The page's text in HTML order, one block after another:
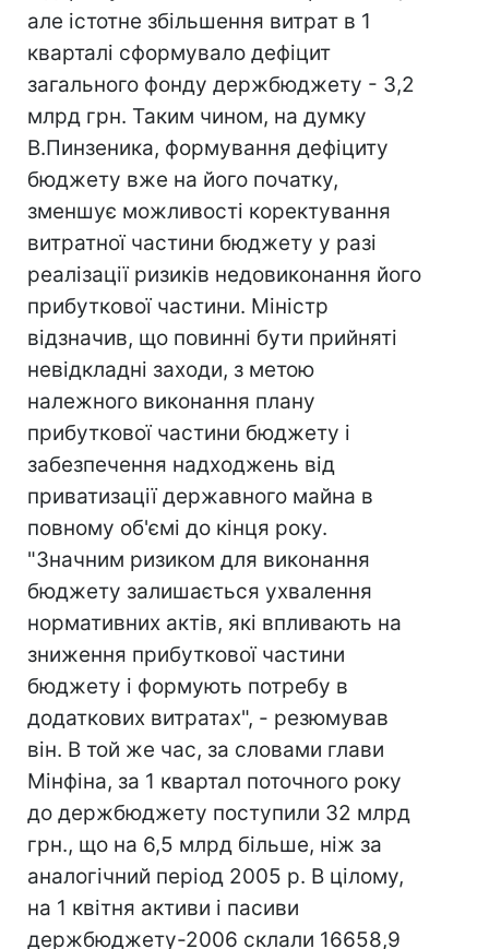
але істотне збільшення витрат в 1
кварталі сформувало дефіцит
загального фонду держбюджету - 3,2
млрд грн. Таким чином, на думку
В.Пинзеника, формування дефіциту
бюджету вже на його початку,
зменшує можливості коректування
витратної частини бюджету у разі
реалізації ризиків недовиконання його
прибуткової частини. Міністр
відзначив, що повинні бути прийняті
невідкладні заходи, з метою
належного виконання плану
прибуткової частини бюджету і
забезпечення надходжень від
приватизації державного майна в
повному об'ємі до кінця року.
"Значним ризиком для виконання
бюджету залишається ухвалення
нормативних актів, які впливають на
зниження прибуткової частини
бюджету і формують потребу в
додаткових витратах", - резюмував
він. В той же час, за словами глави
Мінфіна, за 1 квартал поточного року
до держбюджету поступили 32 млрд
грн., що на 6,5 млрд більше, ніж за
аналогічний період 2005 р. В цілому,
на 1 квітня активи і пасиви
держбюджету-2006 склали 16658,9